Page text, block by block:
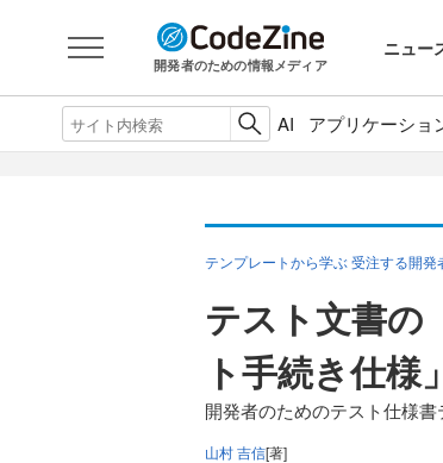
開発者のための情報メディア
ニュー
AI アプリケーショ
テンプレートから学ぶ 受注する開
テスト文書の
ト手続き仕様」
開発者のためのテスト仕様書
山村 吉信[著]